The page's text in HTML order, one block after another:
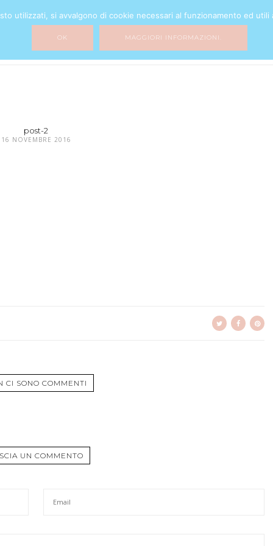
post-2
16 NOVEMBRE 2016
CI SONO COMMENTI
UN COMMENTO
utilizzati, si avvalgono di cookie necessari al funzionamento ed utili
OK MAGGIORI INFORMAZIONI.